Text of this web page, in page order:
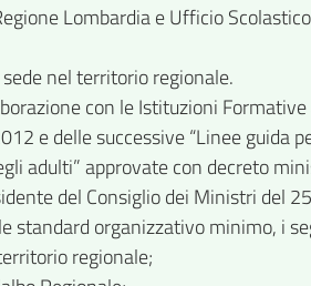
Lombardia e Ufficio
nel territorio regionale.
con le Istituzioni
e delle successive “Linee guida
adulti” approvate con decreto
del Consiglio dei Ministri del
standard organizzativo minimo, i
regionale;